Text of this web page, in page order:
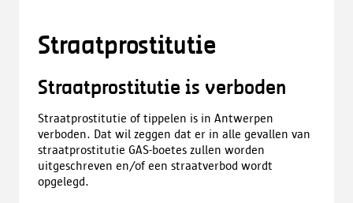
Straatprostitutie
Straatprostitutie is verboden
Straatprostitutie of tippelen is in Antwerpen
verboden. Dat wil zeggen dat er in alle gevallen van
straatprostitutie GAS-boetes zullen worden
uitgeschreven en/of een straatverbod wordt
opgelegd.